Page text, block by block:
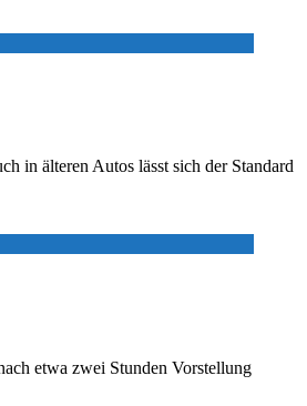
in älteren Autos lässt sich der Standard
etwa zwei Stunden Vorstellung